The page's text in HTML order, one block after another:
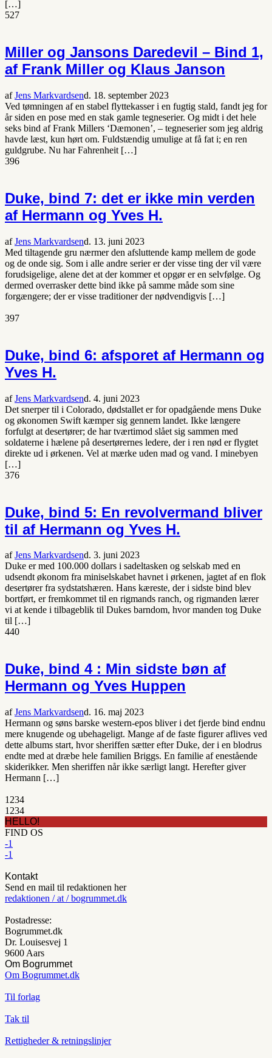
[…]
527
Miller og Jansons Daredevil – Bind 1,
af Frank Miller og Klaus Janson
afJens Markvardsend. 18. september 2023
Ved tømningen af en stabel flyttekasser i en fugtig stald, fandt jeg for
år siden en pose med en stak gamle tegneserier. Og midt i det hele
seks bind af Frank Millers ‘Dæmonen’, – tegneserier som jeg aldrig
havde læst, kun hørt om. Fuldstændig umulige at få fat i; en ren
guldgrube. Nu har Fahrenheit […]
396
Duke, bind 7: det er ikke min verden
af Hermann og Yves H.
afJens Markvardsend. 13. juni 2023
Med tiltagende gru nærmer den afsluttende kamp mellem de gode
og de onde sig. Som i alle andre serier er der visse ting der vil være
forudsigelige, alene det at der kommer et opgør er en selvfølge. Og
dermed overrasker dette bind ikke på samme måde som sine
forgængere; der er visse traditioner der nødvendigvis […]
397
Duke, bind 6: afsporet af Hermann og
Yves H.
afJens Markvardsend. 4. juni 2023
Det snerper til i Colorado, dødstallet er for opadgående mens Duke
og økonomen Swift kæmper sig gennem landet. Ikke længere
forfulgt at desertører; de har tværtimod slået sig sammen med
soldaterne i hælene på desertørernes ledere, der i ren nød er flygtet
direkte ud i ørkenen. Vel at mærke uden mad og vand. I minebyen
[…]
376
Duke, bind 5: En revolvermand bliver
til af Hermann og Yves H.
afJens Markvardsend. 3. juni 2023
Duke er med 100.000 dollars i sadeltasken og selskab med en
udsendt økonom fra miniselskabet havnet i ørkenen, jagtet af en flok
desertører fra sydstatshæren. Hans kæreste, der i sidste bind blev
bortført, er fremkommet til en rigmands ranch, og rigmanden lærer
vi at kende i tilbageblik til Dukes barndom, hvor manden tog Duke
til […]
440
Duke, bind 4 : Min sidste bøn af
Hermann og Yves Huppen
afJens Markvardsend. 16. maj 2023
Hermann og søns barske western-epos bliver i det fjerde bind endnu
mere knugende og ubehageligt. Mange af de faste figurer aflives ved
dette albums start, hvor sheriffen sætter efter Duke, der i en blodrus
endte med at dræbe hele familien Briggs. En familie af enestående
skiderikker. Men sheriffen når ikke særligt langt. Herefter giver
Hermann […]
1 234
1 234
HELLO!
FIND OS
-1
-1
Kontakt
Send en mail til redaktionen her
redaktionen / at / bogrummet.dk
Postadresse:
Bogrummet.dk
Dr. Louisesvej 1
9600 Aars
Om Bogrummet
Om Bogrummet.dk
Til forlag
Tak til
Rettigheder & retningslinjer